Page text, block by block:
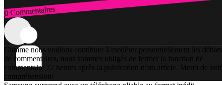
0 Commentaires
Connexion
Comme nous voulons continuer à modérer personnellement les débats
de commentaires, nous sommes obligés de fermer la fonction de
commentaire 72 heures après la publication d’un article. Merci de
compréhension!